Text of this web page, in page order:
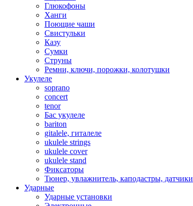
Глюкофоны
Ханги
Поющие чаши
Свистульки
Казу
Сумки
Струны
Ремни, ключи, порожки, колотушки
Укулеле
soprano
concert
tenor
Бас укулеле
bariton
gitalele, гиталеле
ukulele strings
ukulele cover
ukulele stand
Фиксаторы
Тюнер, увлажнитель, каподастры, датчики
Ударные
Ударные установки